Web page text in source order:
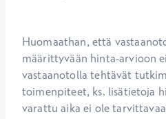
Huomaathan, että
määrittyvään hinta-arvioon
vastaanotolla tehtävät
toimenpiteet, ks. lisätietoja
varattu aika ei ole